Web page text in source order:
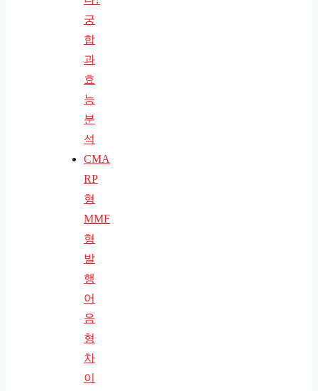
궁
합
과
효
능
분
석
CMA
RP
형
MMF
형
발
행
어
음
형
차
이